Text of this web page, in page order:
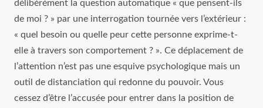
délibérément la question automatique « que pensent-ils
de moi ? » par une interrogation tournée vers l’extérieur :
« quel besoin ou quelle peur cette personne exprime-t-
elle à travers son comportement ? ». Ce déplacement de
l’attention n’est pas une esquive psychologique mais un
outil de distanciation qui redonne du pouvoir. Vous
cessez d’être l’accusée pour entrer dans la position de